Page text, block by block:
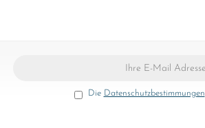
Die Datenschutzbestimmungen